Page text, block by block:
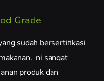
Grade
sudah bersertifikasi
Ini sangat
produk dan